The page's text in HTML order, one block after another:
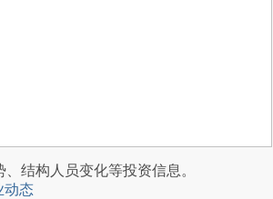
结构人员变化等投资信息。
动态